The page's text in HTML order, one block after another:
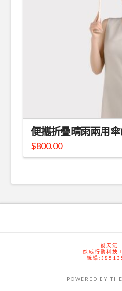
便攜折疊晴雨兩用
$800.00
觀天氣
傑威行動科技
統編
POWERED BY THE